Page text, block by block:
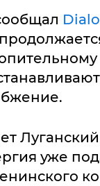
Луганский
уже